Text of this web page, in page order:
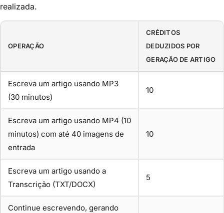
realizada.
OPERAÇÃO
CRÉDITOS
DEDUZIDOS POR
GERAÇÃO DE ARTIGO
Escreva um artigo usando MP3
(30 minutos)
10
Escreva um artigo usando MP4 (10
minutos) com até 40 imagens de
entrada
10
Escreva um artigo usando a
Transcrição (TXT/DOCX)
5
Continue escrevendo, gerando